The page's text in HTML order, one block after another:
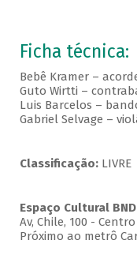
Ficha técnica:
Bebê Kramer –
Guto Wirtti –
Luis Barcelos –
Gabriel Selvage –
Classificação:LIVRE
Espaço Cultural
Av, Chile, 100 - Centro
Próximo ao metrô